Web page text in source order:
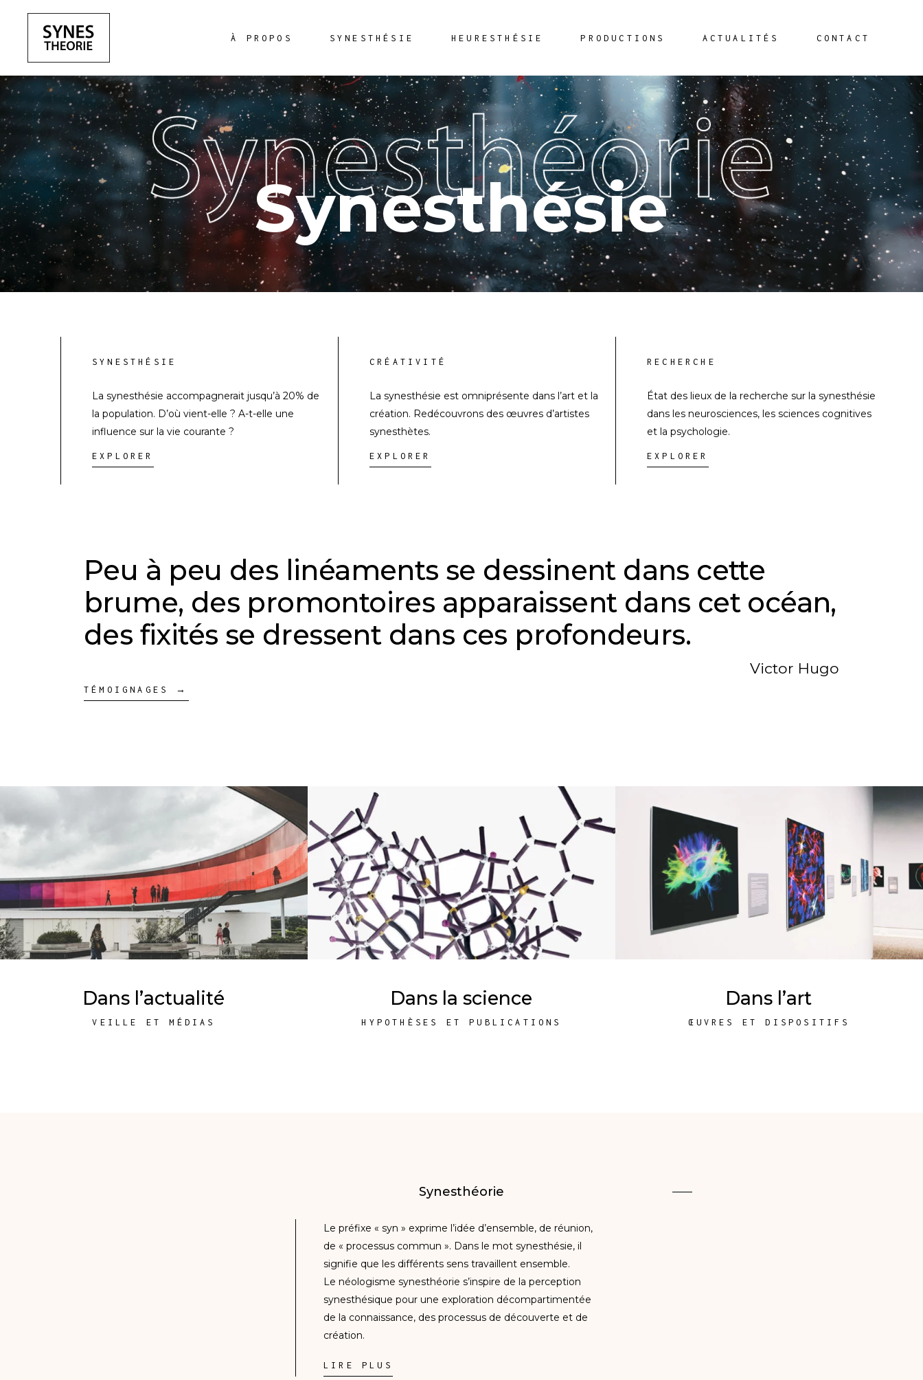
À PROPOS SYNESTHÉSIE HEURESTHÉSIE PRODUCTIONS ACTUALITÉS CONTACT
Synesthésie
SYNESTHÉSIE
La synesthésie accompagnerait jusqu’à 20% de
la population. D’où vient-elle ? A-t-elle une
influence sur la vie courante ?
EXPLORER
CRÉATIVITÉ
La synesthésie est omniprésente dans l’art et la
création. Redécouvrons des œuvres d’artistes
synesthètes.
EXPLORER
RECHERCHE
État des lieux de la recherche sur la synesthésie
dans les neurosciences, les sciences cognitives
et la psychologie.
EXPLORER
Peu à peu des linéaments se dessinent dans cette
brume, des promontoires apparaissent dans cet océan,
des fixités se dressent dans ces profondeurs.
Victor Hugo
TÉMOIGNAGES →
Dans l’actualité Dans la science Dans l’art
VEILLE ET MÉDIAS HYPOTHÈSES ET PUBLICATIONS ŒUVRES ET DISPOSITIFS
Synesthéorie
Le préfixe « syn » exprime l’idée d’ensemble, de réunion,
de « processus commun ». Dans le mot synesthésie, il
signifie que les différents sens travaillent ensemble.
Le néologisme synesthéorie s’inspire de la perception
synesthésique pour une exploration décompartimentée
de la connaissance, des processus de découverte et de
création.
LIRE PLUS